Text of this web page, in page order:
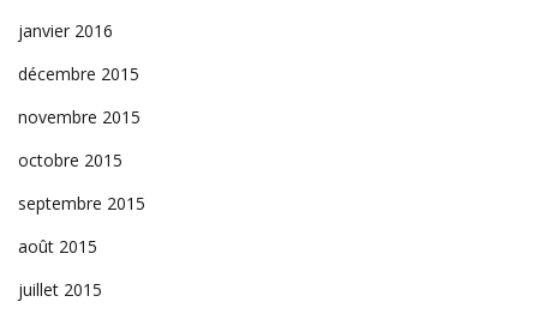
janvier 2016
décembre 2015
novembre 2015
octobre 2015
septembre 2015
août 2015
juillet 2015